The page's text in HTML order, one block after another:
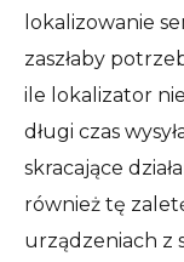
lokalizowanie
zaszłaby
ile lokalizator
długi czas
skracające
również tę
urządzeniach z